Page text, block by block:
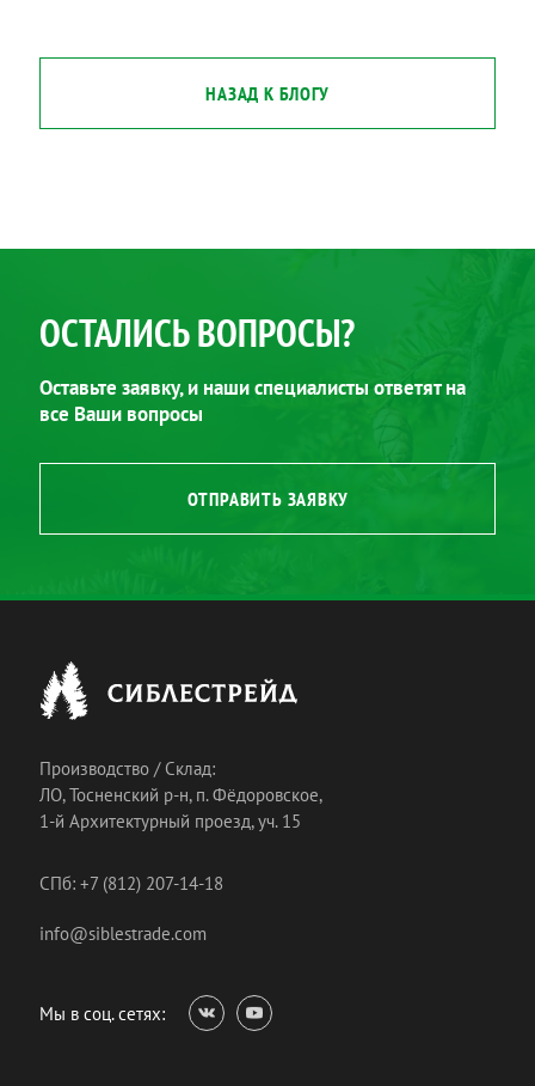
НАЗАД К БЛОГУ
ОСТАЛИСЬ ВОПРОСЫ?
Оставьте заявку, и наши специалисты ответят на
все Ваши вопросы
ОТПРАВИТЬ ЗАЯВКУ
Производство / Склад:
ЛО, Тосненский р-н, п. Фёдоровское,
1-й Архитектурный проезд, уч. 15
СПб: +7 (812) 207-14-18
info@siblestrade.com
Мы в соц. сетях: